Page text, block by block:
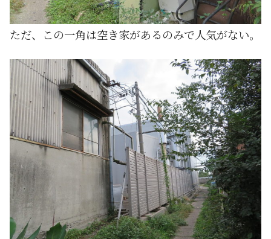
ただ、この一角は空き家があるのみで人気がない。